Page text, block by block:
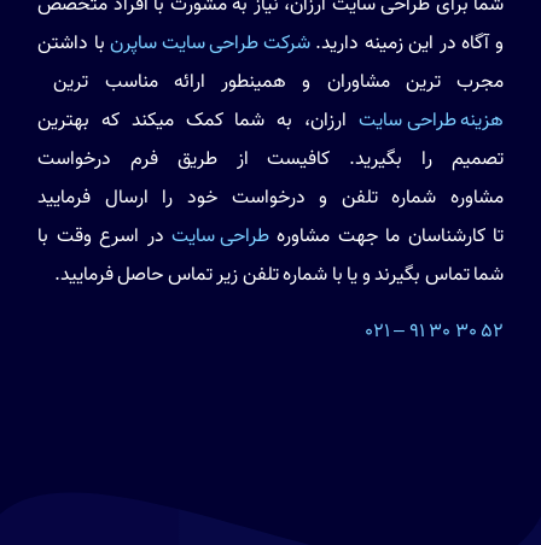
و آگاه در این زمینه دارید.شرکت طراحی سایت ساپرنبا داشتن
مجرب ترین مشاوران و همینطور ارائه مناسب ترین
هزینه طراحی سایت ارزان، به شما کمک میکند که بهترین
تصمیم را بگیرید. کافیست از طریق فرم درخواست
مشاوره شماره تلفن و درخواست خود را ارسال فرمایید
تا کارشناسان ما جهت مشاورهطراحی سایت در اسرع وقت با
شما تماس بگیرند و یا با شماره تلفن زیر تماس حاصل فرمایید.
52 30 30 91 – 021